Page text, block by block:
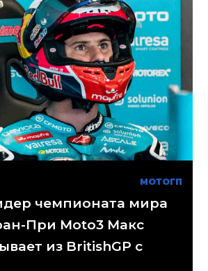
МОТОГП
чемпионата мира
При Moto3 Макс
из BritishGP с